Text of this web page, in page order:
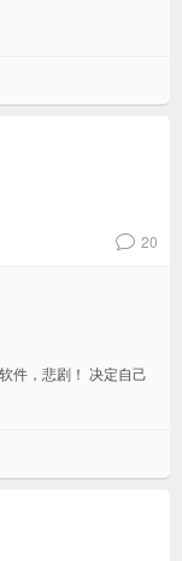
v 20
件，悲剧！ 决定自己